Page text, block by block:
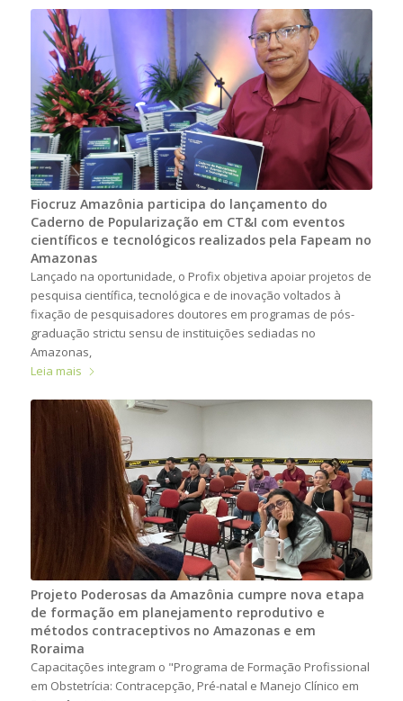
Fiocruz Amazônia participa do lançamento do
Caderno de Popularização em CT&I com eventos
científicos e tecnológicos realizados pela Fapeam no
Amazonas
Lançado na oportunidade, o Profix objetiva apoiar projetos de
pesquisa científica, tecnológica e de inovação voltados à
fixação de pesquisadores doutores em programas de pós-
graduação strictu sensu de instituições sediadas no
Amazonas,
Leia mais
Projeto Poderosas da Amazônia cumpre nova etapa
de formação em planejamento reprodutivo e
métodos contraceptivos no Amazonas e em
Roraima
Capacitações integram o "Programa de Formação Profissional
em Obstetrícia: Contracepção, Pré-natal e Manejo Clínico em